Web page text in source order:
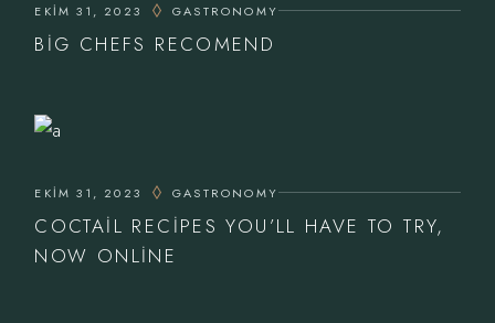
EKIM 31, 2023 GASTRONOMY
BIG CHEFS RECOMEND
EKIM 31, 2023 GASTRONOMY
COCTAIL RECIPES YOU’LL HAVE TO TRY,
NOW ONLINE